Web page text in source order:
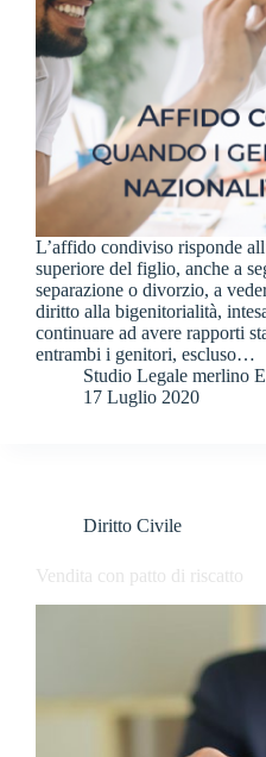
L’affido condiviso risponde
superiore del figlio, anche a
separazione o divorzio, a
diritto alla bigenitorialità,
continuare ad avere rapporti
entrambi i genitori, escluso…
Studio Legale merlino
17 Luglio 2020
Diritto Civile
Vendita con patto di riscatto